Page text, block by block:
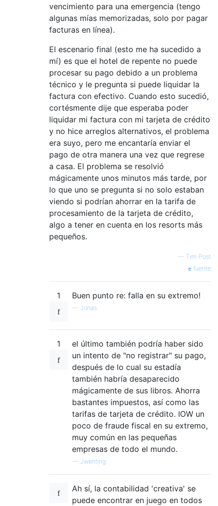
vencimiento para una emergencia (tengo
algunas mías memorizadas, solo por pagar
facturas en línea).
El escenario final (esto me ha sucedido a
mí) es que el hotel de repente no puede
procesar su pago debido a un problema
técnico y le pregunta si puede liquidar la
factura con efectivo. Cuando esto sucedió,
cortésmente dije que esperaba poder
liquidar mi factura con mi tarjeta de crédito
y no hice arreglos alternativos, el problema
era suyo, pero me encantaría enviar el
pago de otra manera una vez que regrese
a casa. El problema se resolvió
mágicamente unos minutos más tarde, por
lo que uno se pregunta si no solo estaban
viendo si podrían ahorrar en la tarifa de
procesamiento de la tarjeta de crédito,
algo a tener en cuenta en los resorts más
pequeños.
— Tim Post
fuente
1 Buen punto re: falla en su extremo!
— Jonas
1
el último también podría haber sido
un intento de "no registrar" su pago,
después de lo cual su estadía
también habría desaparecido
mágicamente de sus libros. Ahorra
bastantes impuestos, así como las
tarifas de tarjeta de crédito. IOW un
poco de fraude fiscal en su extremo,
muy común en las pequeñas
empresas de todo el mundo.
— Jwenting
Ah sí, la contabilidad 'creativa' se
puede encontrar en juego en todos